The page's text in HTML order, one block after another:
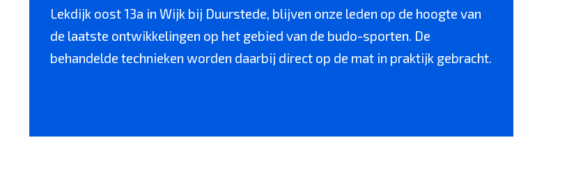
Lekdijk oost 13a in Wijk bij Duurstede, blijven onze leden op de hoogte van
de laatste ontwikkelingen op het gebied van de budo-sporten. De
behandelde technieken worden daarbij direct op de mat in praktijk gebracht.